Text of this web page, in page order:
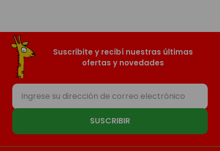
Suscribite y recibí nuestras últimas
ofertas y novedades
SUSCRIBIR